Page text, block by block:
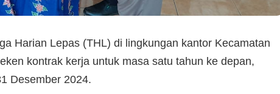
Harian Lepas (THL) di lingkungan kantor Kecamatan
kontrak kerja untuk masa satu tahun ke depan,
Desember 2024.